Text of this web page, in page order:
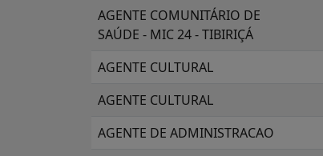
AGENTE COMUNITÁRIO DE
SAÚDE - MIC 24 - TIBIRIÇÁ
AGENTE CULTURAL
AGENTE CULTURAL
AGENTE DE ADMINISTRACAO